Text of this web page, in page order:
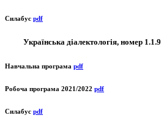
Силабус pdf
Українська діалектологія, номер 1.1.9
Навчальна програма pdf
Робоча програма 2021/2022 pdf
Силабус pdf